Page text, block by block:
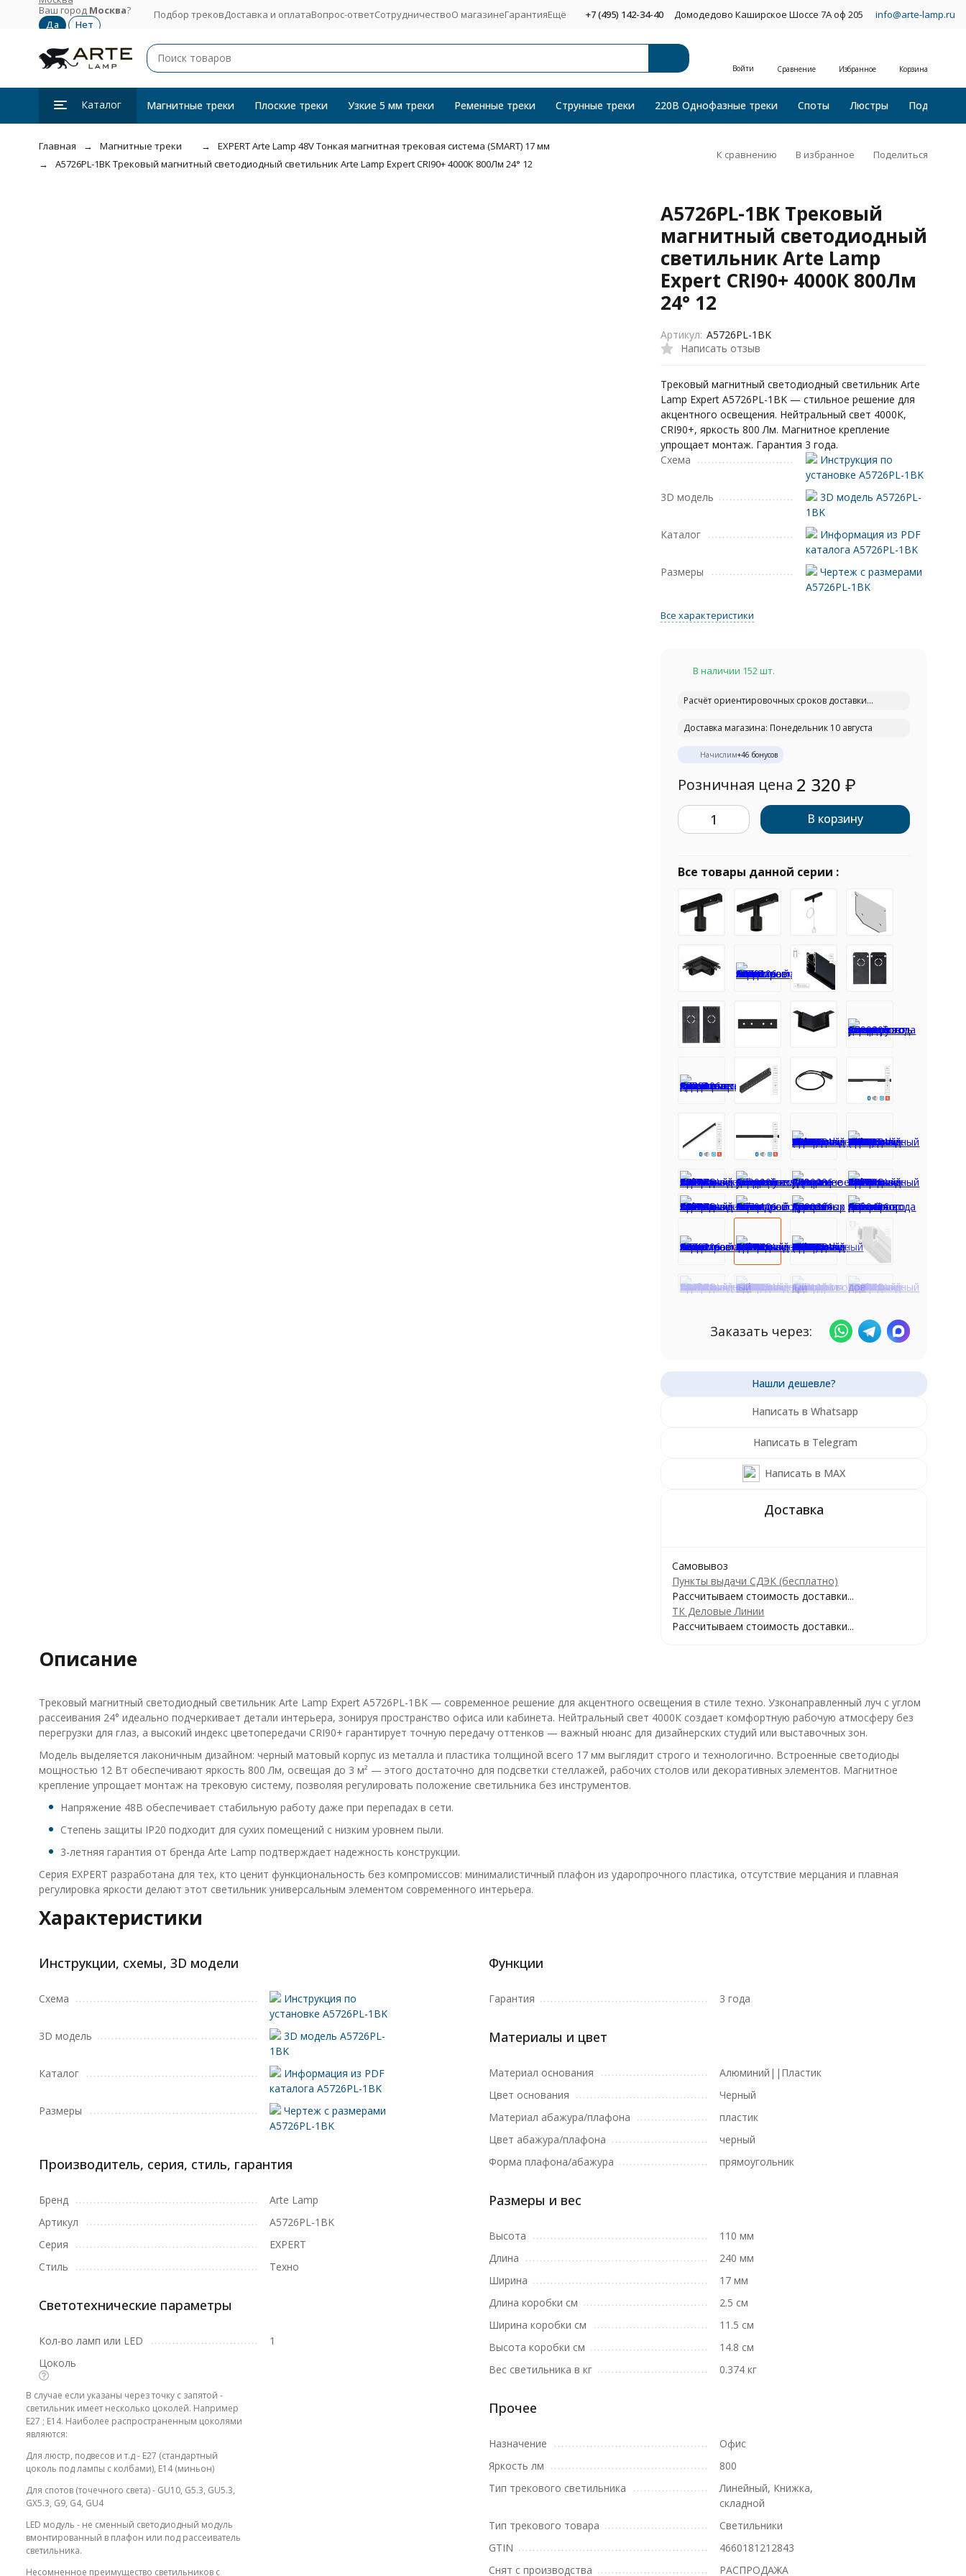
Ваш город Москва? Подбор трековДоставка и оплатаВопрос-ответСотрудничествоО магазинеГарантияЕщё +7 (495) 142-34-40 Домодедово Каширское Шоссе 7А оф 205 info@arte-lamp.ru
Войти Сравнение Избранное Корзина
Каталог Магнитные треки Плоские треки Узкие 5 мм треки Ременные треки Струнные треки 220В Однофазные треки Споты Люстры Подвесные
Главная Магнитные треки
EXPERT Arte Lamp 48V Тонкая магнитная трековая система (SMART) 17 мм
A5726PL-1BK Трековый магнитный светодиодный светильник Arte Lamp Expert CRI90+ 4000К 800Лм 24° 12
К сравнению В избранное Поделиться
A5726PL-1BK Трековый
магнитный светодиодный
светильник Arte Lamp
Expert CRI90+ 4000К 800Лм
24° 12
Написать отзыв
Артикул: A5726PL-1BK
Трековый магнитный светодиодный светильник Arte
Lamp Expert A5726PL-1BK — стильное решение для
акцентного освещения. Нейтральный свет 4000К,
CRI90+, яркость 800 Лм. Магнитное крепление
упрощает монтаж. Гарантия 3 года.
Схема
Инструкция по
установке A5726PL-1BK
3D модель
3D модель A5726PL-
1BK
Каталог
Информация из PDF
каталога A5726PL-1BK
Размеры
Чертеж с размерами
A5726PL-1BK
Все характеристики
В наличии 152 шт.
Расчёт ориентировочных сроков доставки...
Доставка магазина: Понедельник 10 августа
Начислим+46 бонусов
Розничная цена 2 320₽
В корзину
Все товары данной серии :
Заказать через:
Написать в Whatsapp
Написать в Telegram
Написать в MAX
Самовывоз
Пункты выдачи СДЭК (бесплатно)
Рассчитываем стоимость доставки...
ТК Деловые Линии
Рассчитываем стоимость доставки...
Описание
Трековый магнитный светодиодный светильник Arte Lamp Expert A5726PL-1BK — современное решение для акцентного освещения в стиле техно. Узконаправленный луч с углом
рассеивания 24° идеально подчеркивает детали интерьера, зонируя пространство офиса или кабинета. Нейтральный свет 4000К создает комфортную рабочую атмосферу без
перегрузки для глаз, а высокий индекс цветопередачи CRI90+ гарантирует точную передачу оттенков — важный нюанс для дизайнерских студий или выставочных зон.
Модель выделяется лаконичным дизайном: черный матовый корпус из металла и пластика толщиной всего 17 мм выглядит строго и технологично. Встроенные светодиоды
мощностью 12 Вт обеспечивают яркость 800 Лм, освещая до 3 м² — этого достаточно для подсветки стеллажей, рабочих столов или декоративных элементов. Магнитное
крепление упрощает монтаж на трековую систему, позволяя регулировать положение светильника без инструментов.
Напряжение 48В обеспечивает стабильную работу даже при перепадах в сети.
Степень защиты IP20 подходит для сухих помещений с низким уровнем пыли.
3-летняя гарантия от бренда Arte Lamp подтверждает надежность конструкции.
Серия EXPERT разработана для тех, кто ценит функциональность без компромиссов: минималистичный плафон из ударопрочного пластика, отсутствие мерцания и плавная
регулировка яркости делают этот светильник универсальным элементом современного интерьера.
Характеристики
Инструкции, схемы, 3D модели
Схема
Инструкция по
установке A5726PL-1BK
3D модель
3D модель A5726PL-
1BK
Каталог
Информация из PDF
каталога A5726PL-1BK
Размеры
Чертеж с размерами
A5726PL-1BK
Производитель, серия, стиль, гарантия
Бренд
Arte Lamp
Артикул
A5726PL-1BK
Серия
EXPERT
Стиль
Техно
Светотехнические параметры
Кол-во ламп или LED
1
Цоколь
В случае если указаны через точку с запятой -
светильник имеет несколько цоколей. Например
E27 ; E14. Наиболее распространенным цоколями
являются:
Для люстр, подвесов и т.д - E27 (стандартный
цоколь под лампы с колбами), E14 (миньон)
Для спотов (точечного света) - GU10, G5.3, GU5.3,
GX5.3, G9, G4, GU4
LED модуль - не сменный светодиодный модуль
вмонтированный в плафон или под рассеиватель
светильника.
Несомненное преимущество светильников с
Функции
Гарантия 3 года
Материалы и цвет
Материал основания
Алюминий||Пластик
Цвет основания
Черный
Материал абажура/плафона
пластик
Цвет абажура/плафона
черный
Форма плафона/абажура
прямоугольник
Размеры и вес
Высота
110 мм
Длина
240 мм
Ширина
17 мм
Длина коробки см
2.5 см
Ширина коробки см
11.5 см
Высота коробки см
14.8 см
Вес светильника в кг
0.374 кг
Прочее
Назначение
Офис
Яркость лм
800
Тип трекового светильника
Линейный, Книжка,
складной
Тип трекового товара
Светильники
GTIN
4660181212843
Снят с производства
РАСПРОДАЖА